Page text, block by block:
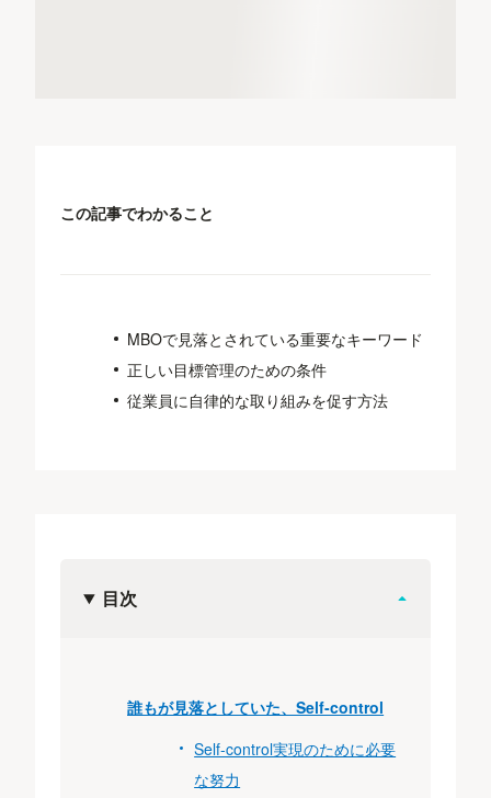
この記事でわかること
MBOで見落とされている重要なキーワード
正しい目標管理のための条件
従業員に自律的な取り組みを促す方法
目次
誰もが見落としていた、Self-control
Self-control実現のために必要
な努力